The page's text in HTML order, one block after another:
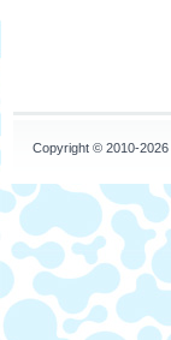
Copyright © 2010-2026